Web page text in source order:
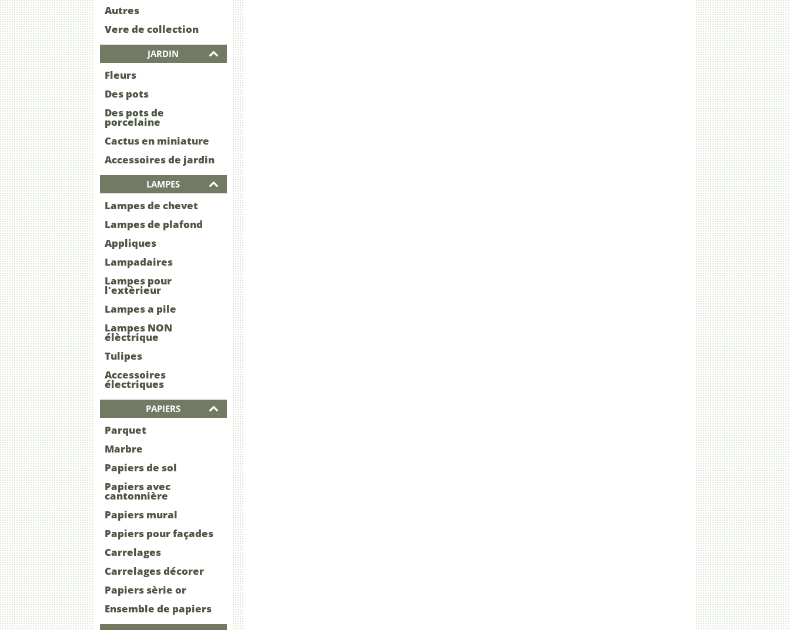
Autres
Vere de collection
JARDIN
Fleurs
Des pots
Des pots de
porcelaine
Cactus en miniature
Accessoires de jardin
LAMPES
Lampes de chevet
Lampes de plafond
Appliques
Lampadaires
Lampes pour
l'extèrieur
Lampes a pile
Lampes NON
élèctrique
Tulipes
Accessoires
électriques
PAPIERS
Parquet
Marbre
Papiers de sol
Papiers avec
cantonnière
Papiers mural
Papiers pour façades
Carrelages
Carrelages décorer
Papiers sèrie or
Ensemble de papiers